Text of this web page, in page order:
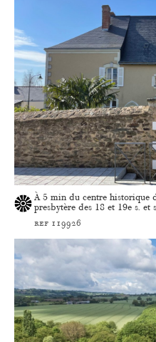
À 5 min du centre historique
presbytère des 18 et 19e s.
ref 119926